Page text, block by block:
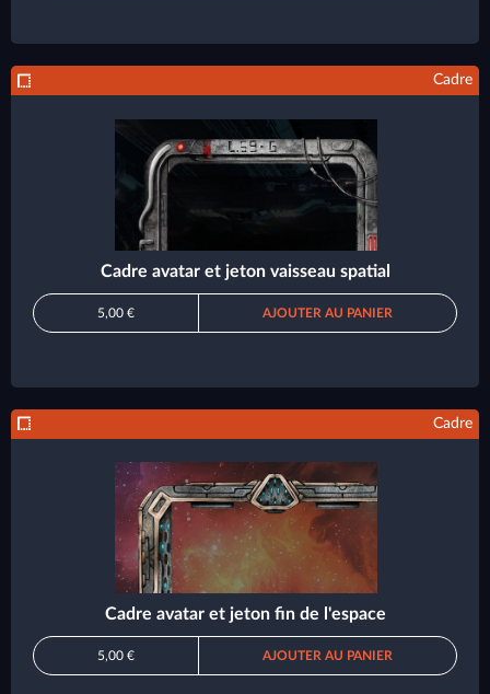
Cadre
Cadre avatar et jeton vaisseau spatial
5,00 € AJOUTER AU PANIER
Cadre
Cadre avatar et jeton fin de l'espace
5,00 € AJOUTER AU PANIER